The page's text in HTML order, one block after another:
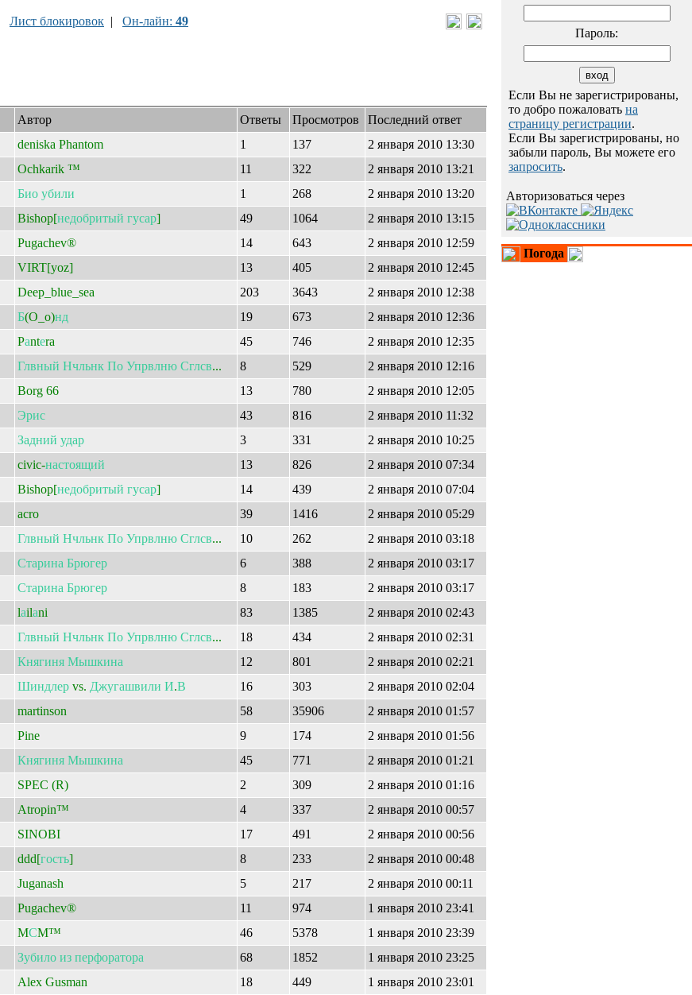
Лист блокировок | Он-лайн: 49
Автор Ответы Просмотров
Последний ответ
deniska Phantom 1 137
2 января 2010 13:30
Ochkarik ™ 11 322
2 января 2010 13:21
Био убили 1 268
2 января 2010 13:20
Bishop[недобритый гусар] 49 1064
2 января 2010 13:15
Pugachev® 14 643
2 января 2010 12:59
VIRT[yoz] 13 405
2 января 2010 12:45
Deep_blue_sea 203 3643
2 января 2010 12:38
Б(O_o)нд 19 673
2 января 2010 12:36
Pаntеra 45 746
2 января 2010 12:35
Глвный Нчльнк По Упрвлню Сглсв... 8 529
2 января 2010 12:16
Borg 66 13 780
2 января 2010 12:05
Эрис 43 816
2 января 2010 11:32
Задний удар 3 331
2 января 2010 10:25
civic-настоящий 13 826
2 января 2010 07:34
Bishop[недобритый гусар] 14 439
2 января 2010 07:04
acro 39 1416
2 января 2010 05:29
Глвный Нчльнк По Упрвлню Сглсв... 10 262
2 января 2010 03:18
Старина Брюгер 6 388
2 января 2010 03:17
Старина Брюгер 8 183
2 января 2010 03:17
lаilаni 83 1385
2 января 2010 02:43
Глвный Нчльнк По Упрвлню Сглсв... 18 434
2 января 2010 02:31
Княгиня Мышкина 12 801
2 января 2010 02:21
Шиндлер vs. Джугашвили И.В 16 303
2 января 2010 02:04
martinson 58 35906
2 января 2010 01:57
Pine 9 174
2 января 2010 01:56
Княгиня Мышкина 45 771
2 января 2010 01:21
SPEC (R) 2 309
2 января 2010 01:16
Atropin™ 4 337
2 января 2010 00:57
SINOBI 17 491
2 января 2010 00:56
ddd[гость] 8 233
2 января 2010 00:48
Juganash 5 217
2 января 2010 00:11
Pugachev® 11 974
1 января 2010 23:41
MСM™ 46 5378
1 января 2010 23:39
Зубило из перфоратора 68 1852
1 января 2010 23:25
Alex Gusman 18 449
1 января 2010 23:01
Пароль:
Если Вы не зарегистрированы,
то добро пожаловать на
страницу регистрации.
Если Вы зарегистрированы, но
забыли пароль, Вы можете его
запросить.
Авторизоваться через
Погода